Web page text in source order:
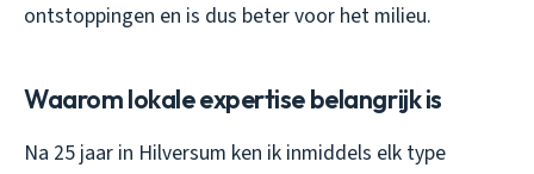
ontstoppingen en is dus beter voor het milieu.
Waarom lokale expertise belangrijk is
Na 25 jaar in Hilversum ken ik inmiddels elk type